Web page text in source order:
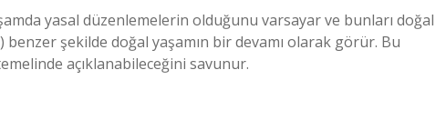
yasal düzenlemelerin olduğunu varsayar ve bunları doğal
benzer şekilde doğal yaşamın bir devamı olarak görür. Bu
açıklanabileceğini savunur.